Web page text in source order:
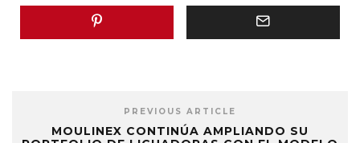
PREVIOUS ARTICLE
MOULINEX CONTINÚA AMPLIANDO SU